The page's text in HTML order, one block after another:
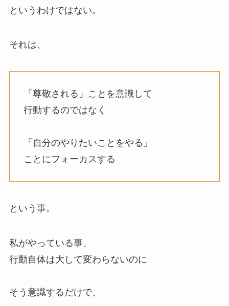
というわけではない。
それは、
「尊敬される」ことを意識して
行動するのではなく
「自分のやりたいことをやる」
ことにフォーカスする
という事。
私がやっている事、
行動自体は大して変わらないのに
そう意識するだけで、